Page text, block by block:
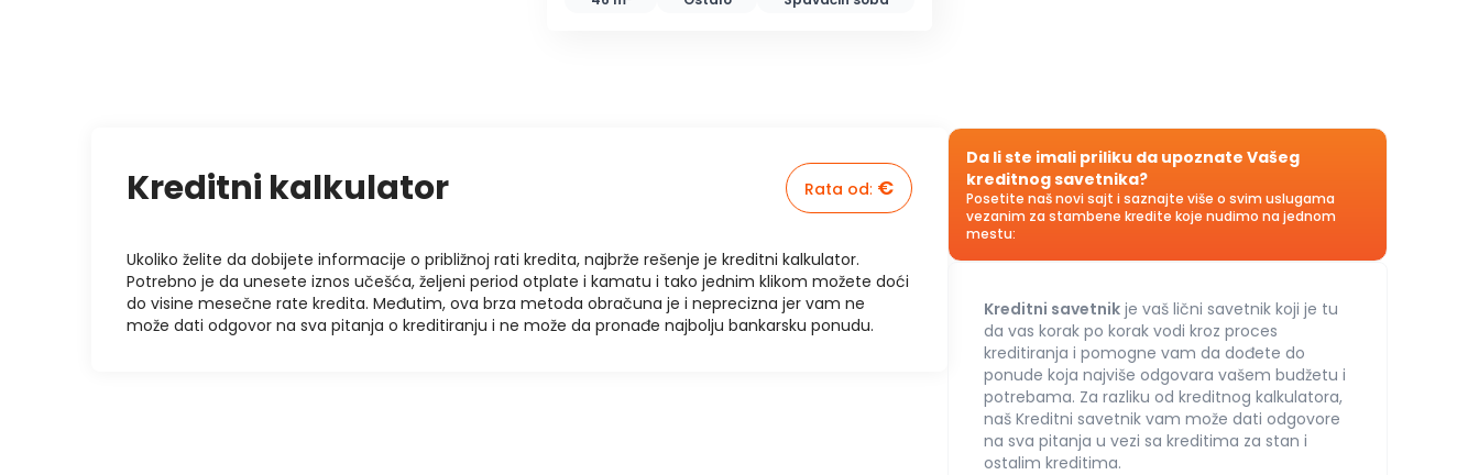
Kreditni kalkulator Rata od: €
Ukoliko želite da dobijete informacije o približnoj rati kredita, najbrže rešenje je kreditni kalkulator.
Potrebno je da unesete iznos učešća, željeni period otplate i kamatu i tako jednim klikom možete doći
do visine mesečne rate kredita. Međutim, ova brza metoda obračuna je i neprecizna jer vam ne
može dati odgovor na sva pitanja o kreditiranju i ne može da pronađe najbolju bankarsku ponudu.
Da li ste imali priliku da upoznate Vašeg
kreditnog savetnika?
Posetite naš novi sajt i saznajte više o svim uslugama
vezanim za stambene kredite koje nudimo na jednom
mestu:
Kreditni savetnik je vaš lični savetnik koji je tu
da vas korak po korak vodi kroz proces
kreditiranja i pomogne vam da dođete do
ponude koja najviše odgovara vašem budžetu i
potrebama. Za razliku od kreditnog kalkulatora,
naš Kreditni savetnik vam može dati odgovore
na sva pitanja u vezi sa kreditima za stan i
ostalim kreditima.